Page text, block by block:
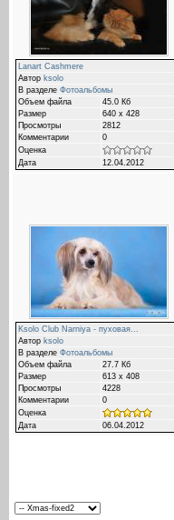
Lanart Cashmere
Автор ksolo
В разделе Фотоальбомы
Объем файла
45.0 Кб
Размер
640 x 428
Просмотры
2812
Комментарии
0
Оценка
Дата
12.04.2012
Ksolo Club Narniya - пуховая...
Автор ksolo
В разделе Фотоальбомы
Объем файла
27.7 Кб
Размер
613 x 408
Просмотры
4228
Комментарии
0
Оценка
Дата
06.04.2012